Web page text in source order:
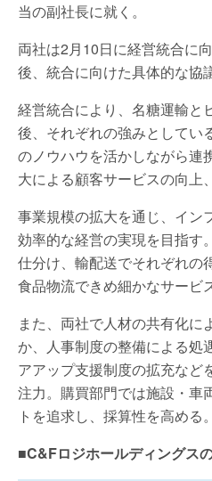
当の副社長に就く。
両社は2月10日に経営統合に
後、統合に向けた具体的な協
経営統合により、名糖運輸と
後、それぞれの強みとしてい
のノウハウを活かしながら連
大による顧客サービスの向上
事業規模の拡大を通じ、イン
効率的な経営の実現を目指す
仕分け、輸配送でそれぞれの
食品物流できめ細かなサービ
また、両社で人材の共有化に
か、人事制度の整備による処
アアップ支援制度の拡充など
注力。購買部門では施設・車
トを追求し、採算性を高める。
■C&Fロジホールディングス